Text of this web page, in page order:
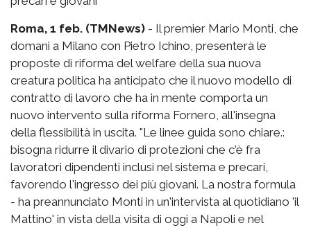
Roma, 1 feb. (TMNews) - Il premier Mario Monti, che
domani a Milano con Pietro Ichino, presenterà le
proposte di riforma del welfare della sua nuova
creatura politica ha anticipato che il nuovo modello di
contratto di lavoro che ha in mente comporta un
nuovo intervento sulla riforma Fornero, all'insegna
della flessibilità in uscita. "Le linee guida sono chiare.:
bisogna ridurre il divario di protezioni che c'è fra
lavoratori dipendenti inclusi nel sistema e precari,
favorendo l'ingresso dei più giovani. La nostra formula
- ha preannunciato Monti in un'intervista al quotidiano 'il
Mattino' in vista della visita di oggi a Napoli e nel